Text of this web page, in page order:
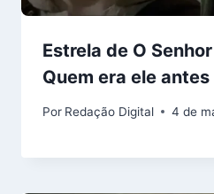
Estrela de O
Quem era ele
Por Redação Digital 4 de